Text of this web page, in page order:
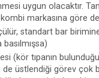
uygun olacaktır.
markasına göre
standart bar
(kör tıpanın
üstlendiği görev çok